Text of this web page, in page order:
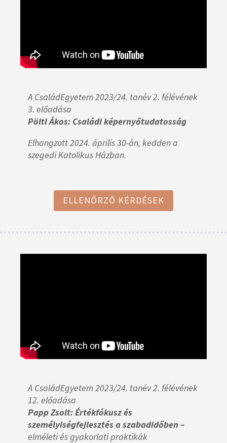
A CsaládEgyetem 2023/24. tanév 2. félévének
3. előadása
Pöltl Ákos: Családi képernyőtudatosság
Elhangzott 2024. április 30-án, kedden a
szegedi Katolikus Házban.
ELLENŐRZŐ KÉRDÉSEK
A CsaládEgyetem 2023/24. tanév 2. félévének
12. előadása
Papp Zsolt: Értékfókusz és
személyiségfejlesztés a szabadidőben –
elméleti és gyakorlati praktikák